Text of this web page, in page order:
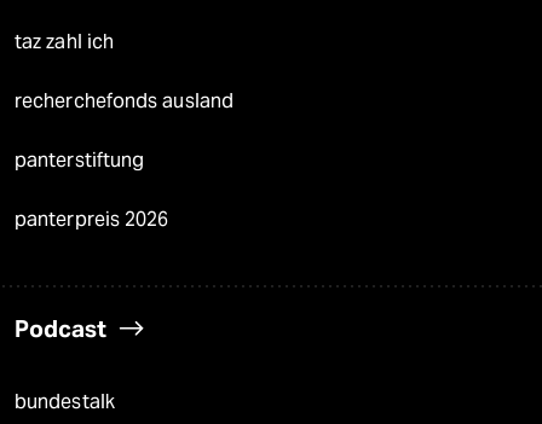
taz zahl ich
recherchefonds ausland
panterstiftung
panterpreis 2026
Podcast
bundestalk